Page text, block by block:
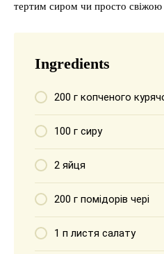
тертим сиром чи просто свіжою
Ingredients
200 г копченого
100 г сиру
2 яйця
200 г помідорів чері
1 п листя салату